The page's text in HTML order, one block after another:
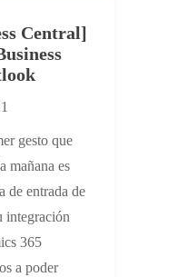
Central]
gesto que
mañana es
de entrada de
integración
365
a poder